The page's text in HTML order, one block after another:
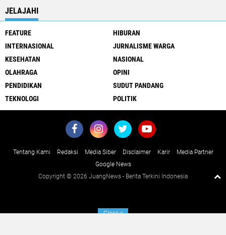
JELAJAHI
FEATURE
HIBURAN
INTERNASIONAL
JURNALISME WARGA
KESEHATAN
NASIONAL
OLAHRAGA
OPINI
PENDIDIKAN
SUDUT PANDANG
TEKNOLOGI
POLITIK
Tentang Kami Redaksi Media Siber Disclaimer Karir
Media Partner
Google News
Copyright © 2026 JuangNews - Berita Terkini Indonesia
Closex